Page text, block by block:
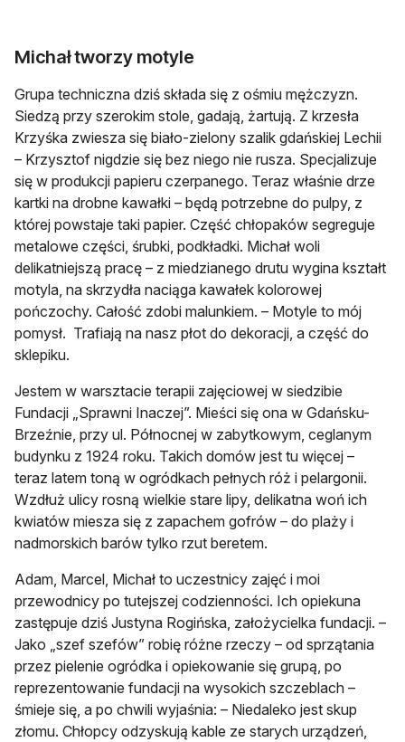
Michał tworzy motyle
Grupa techniczna dziś składa się z ośmiu mężczyzn.
Siedzą przy szerokim stole, gadają, żartują. Z krzesła
Krzyśka zwiesza się biało-zielony szalik gdańskiej Lechii
– Krzysztof nigdzie się bez niego nie rusza. Specjalizuje
się w produkcji papieru czerpanego. Teraz właśnie drze
kartki na drobne kawałki – będą potrzebne do pulpy, z
której powstaje taki papier. Część chłopaków segreguje
metalowe części, śrubki, podkładki. Michał woli
delikatniejszą pracę – z miedzianego drutu wygina kształt
motyla, na skrzydła naciąga kawałek kolorowej
pończochy. Całość zdobi malunkiem. – Motyle to mój
pomysł. Trafiają na nasz płot do dekoracji, a część do
sklepiku.
Jestem w warsztacie terapii zajęciowej w siedzibie
Fundacji „Sprawni Inaczej”. Mieści się ona w Gdańsku-
Brzeźnie, przy ul. Północnej w zabytkowym, ceglanym
budynku z 1924 roku. Takich domów jest tu więcej –
teraz latem toną w ogródkach pełnych róż i pelargonii.
Wzdłuż ulicy rosną wielkie stare lipy, delikatna woń ich
kwiatów miesza się z zapachem gofrów – do plaży i
nadmorskich barów tylko rzut beretem.
Adam, Marcel, Michał to uczestnicy zajęć i moi
przewodnicy po tutejszej codzienności. Ich opiekuna
zastępuje dziś Justyna Rogińska, założycielka fundacji. –
Jako „szef szefów” robię różne rzeczy – od sprzątania
przez pielenie ogródka i opiekowanie się grupą, po
reprezentowanie fundacji na wysokich szczeblach –
śmieje się, a po chwili wyjaśnia: – Niedaleko jest skup
złomu. Chłopcy odzyskują kable ze starych urządzeń,